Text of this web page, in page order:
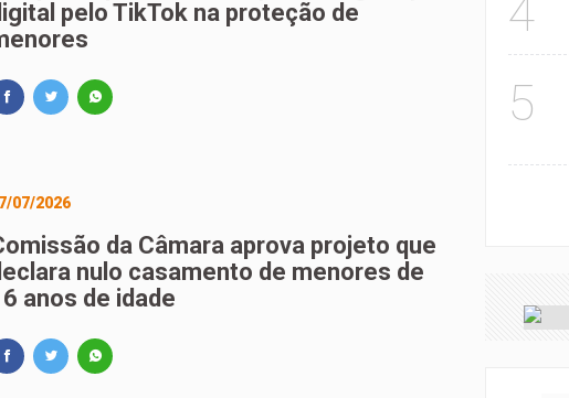
pelo TikTok na proteção de
07/2026
da Câmara aprova projeto que
nulo casamento de menores de
anos de idade
4
5